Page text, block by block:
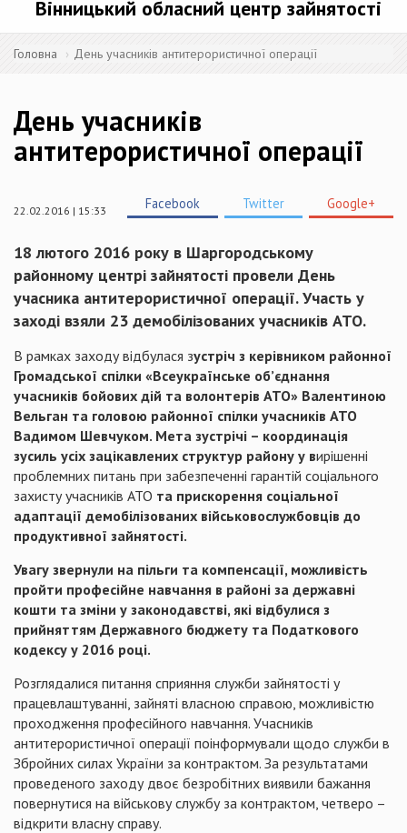
Вінницький обласний центр зайнятості
Головна День учасників антитерористичної операції
День учасників
антитерористичної операції
22.02.2016 | 15:33 Facebook Twitter Google+
18 лютого 2016 року в Шаргородському
районному центрі зайнятості провели День
учасника антитерористичної операції. Участь у
заході взяли 23 демобілізованих учасників АТО.
В рамках заходу відбулася зустріч з керівником районної
Громадської спілки «Всеукраїнське об’єднання
учасників бойових дій та волонтерів АТО» Валентиною
Вельган та головою районної спілки учасників АТО
Вадимом Шевчуком. Мета зустрічі – координація
зусиль усіх зацікавлених структур району у вирішенні
проблемних питань при забезпеченні гарантій соціального
захисту учасників АТО та прискорення соціальної
адаптації демобілізованих військовослужбовців до
продуктивної зайнятості.
Увагу звернули на пільги та компенсації, можливість
пройти професійне навчання в районі за державні
кошти та зміни у законодавстві, які відбулися з
прийняттям Державного бюджету та Податкового
кодексу у 2016 році.
Розглядалися питання сприяння служби зайнятості у
працевлаштуванні, зайняті власною справою, можливістю
проходження професійного навчання. Учасників
антитерористичної операції поінформували щодо служби в
Збройних силах України за контрактом. За результатами
проведеного заходу двоє безробітних виявили бажання
повернутися на військову службу за контрактом, четверо –
відкрити власну справу.